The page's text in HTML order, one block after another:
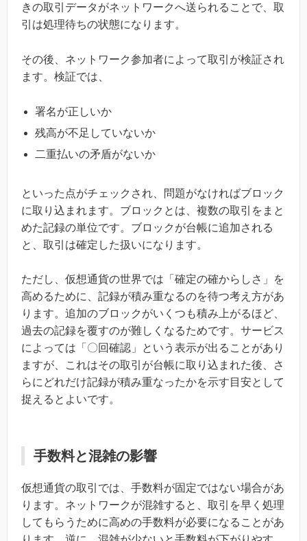
きの取引データがネットワークへ送られることで、取
引は処理待ちの状態になります。
その後、ネットワーク参加者によって取引が検証され
ます。検証では、
署名が正しいか
残高が不足していないか
二重払いの矛盾がないか
といった点がチェックされ、問題がなければブロック
に取り込まれます。ブロックとは、複数の取引をまと
めた記録の単位です。ブロックが台帳に追加される
と、取引は確定した扱いになります。
ただし、仮想通貨の世界では「確定の確からしさ」を
高めるために、記録が積み重なるのを待つ考え方があ
ります。追加のブロックがいくつも積み上がるほど、
過去の記録を覆すのが難しくなるためです。サービス
によっては「〇回確認」という表示が出ることがあり
ますが、これはその取引が台帳に取り込まれた後、さ
らにどれだけ記録が積み重なったかを示す目安として
捉えるとよいです。
手数料と混雑の影響
仮想通貨の取引では、手数料が固定ではない場合があ
ります。ネットワークが混雑すると、取引を早く処理
してもらうために高めの手数料が必要になることがあ